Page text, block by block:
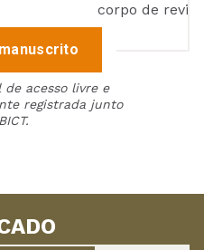
corpo de
de acesso livre e
registrada junto